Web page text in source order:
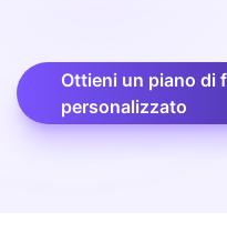
Ottieni un piano di
personalizzato